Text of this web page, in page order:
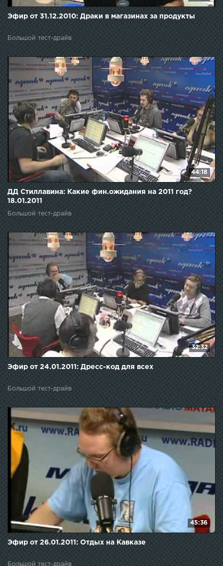
Эфир от 31.12.2010: Драки в магазинах за продукты
Большой тест-драйв
44:18
ДД Стиллавина: Какие фин.ожидания на 2011 год?
18.01.2011
Большой тест-драйв
32:32
Эфир от 24.01.2011: Дресс-код для всех
Большой тест-драйв
45:36
Эфир от 26.01.2011: Отдых на Кавказе
Большой тест-драйв